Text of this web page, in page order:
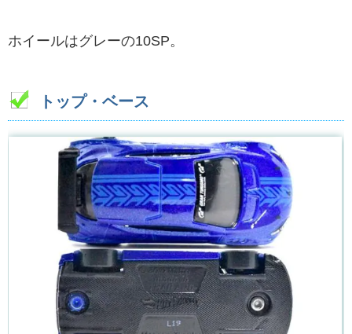
ホイールはグレーの10SP。
トップ・ベース